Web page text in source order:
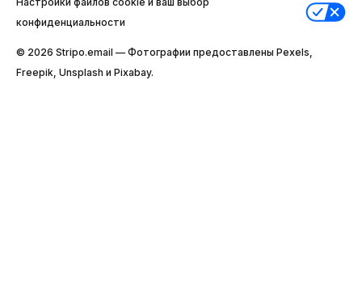
конфиденциальности
© 2026 Stripо.email — Фотографии предоставлены Pexels,
Freepik, Unsplash и Pixabay.